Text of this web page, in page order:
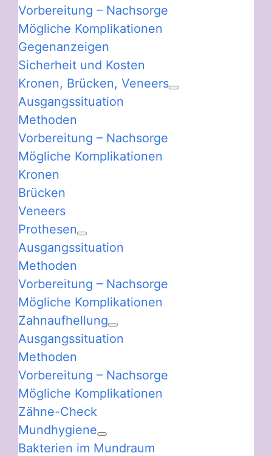
Vorbereitung – Nachsorge
Mögliche Komplikationen
Gegenanzeigen
Sicherheit und Kosten
Kronen, Brücken, Veneers
Ausgangssituation
Methoden
Vorbereitung – Nachsorge
Mögliche Komplikationen
Kronen
Brücken
Veneers
Prothesen
Ausgangssituation
Methoden
Vorbereitung – Nachsorge
Mögliche Komplikationen
Zahnaufhellung
Ausgangssituation
Methoden
Vorbereitung – Nachsorge
Mögliche Komplikationen
Zähne-Check
Mundhygiene
Bakterien im Mundraum